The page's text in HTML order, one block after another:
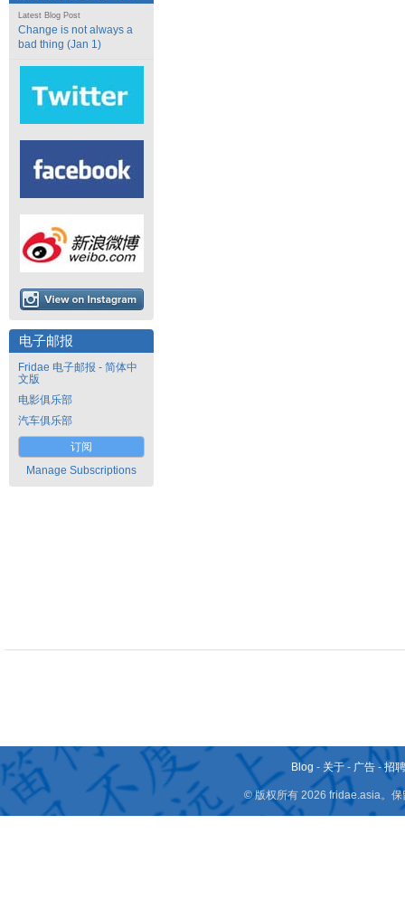
Latest Blog Post
Change is not always a
bad thing (Jan 1)
电子邮报
Fridae 电子邮报 - 简体中
文版
电影俱乐部
汽车俱乐部
订阅
Manage Subscriptions
Blog - 关于 - 广告 -招
© 版权所有 2026 fridae.asia。